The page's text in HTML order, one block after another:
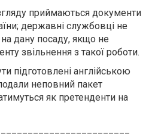
приймаються документи
державні службовці не
дану посаду, якщо не
звільнення з такої роботи.
підготовлені англійською
неповний пакет
як претенденти на